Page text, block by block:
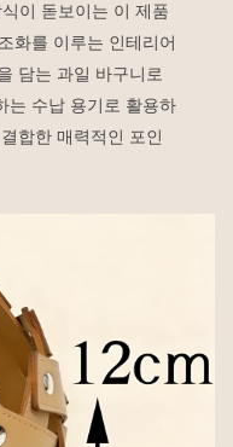
이 돋보이는 이 제품
화를 이루는 인테리어
담는 과일 바구니로
는 수납 용기로 활용하
합한 매력적인 포인